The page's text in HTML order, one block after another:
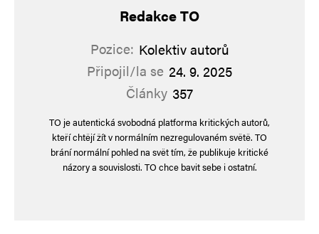
Redakce TO
Pozice: Kolektiv autorů
Připojil/la se 24. 9. 2025
Články 357
TO je autentická svobodná platforma kritických autorů,
kteří chtějí žít v normálním nezregulovaném světě. TO
brání normální pohled na svět tím, že publikuje kritické
názory a souvislosti. TO chce bavit sebe i ostatní.